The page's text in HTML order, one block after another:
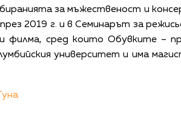
за мъжественост и
2019 г. и в Семинарът за
филма, сред които Обувките –
университет и има